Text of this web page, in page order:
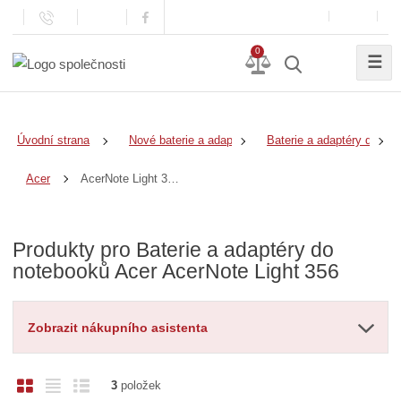
0
☰
Úvodní strana Nové baterie a adaptéry Baterie a adaptéry do
Acer
Produkty pro Baterie a adaptéry do
notebooků Acer AcerNote Light 356
Zobrazit nákupního asistenta
O
Ř
3položek